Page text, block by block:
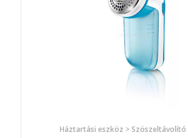
Háztartási eszköz > Szöszeltávolító